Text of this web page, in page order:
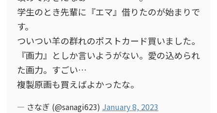
学生のとき先輩に『エマ』借りたのが始まりで
す。
ついつい羊の群れのポストカード買いました。
『画力』としか言いようがない。愛の込められ
た画力。すごい…
複製原画も買えばよかったな。
— さなぎ (@sanagi623) January 8, 2023